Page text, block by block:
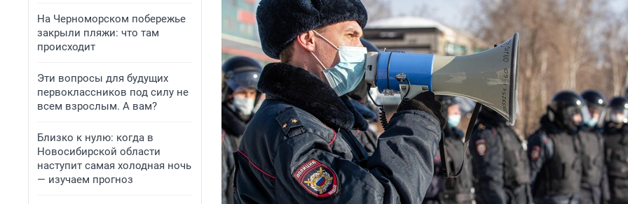
На Черноморском побережье
закрыли пляжи: что там
происходит
Эти вопросы для будущих
первоклассников под силу не
всем взрослым. А вам?
Близко к нулю: когда в
Новосибирской области
наступит самая холодная ночь
— изучаем прогноз